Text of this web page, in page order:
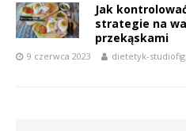
Jak
strategie na
przekąskami
9 czerwca 2023 dietetyk-